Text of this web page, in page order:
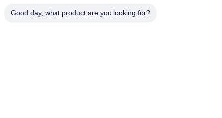
Good day, what product are you looking for?